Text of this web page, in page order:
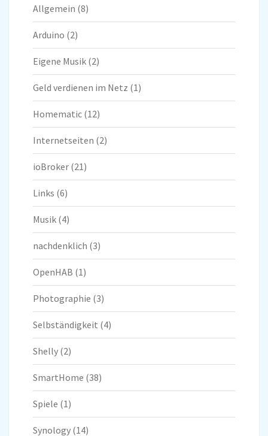
Allgemein (8)
Arduino (2)
Eigene Musik (2)
Geld verdienen im Netz (1)
Homematic (12)
Internetseiten (2)
ioBroker (21)
Links (6)
Musik (4)
nachdenklich (3)
OpenHAB (1)
Photographie (3)
Selbständigkeit (4)
Shelly (2)
SmartHome (38)
Spiele (1)
Synology (14)